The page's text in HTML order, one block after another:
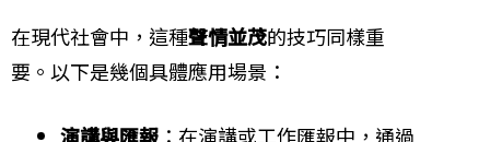
在現代社會中，這種聲情並茂的技巧同樣重
要。以下是幾個具體應用場景：
演講與匯報 ：在演講或工作匯報中，通過